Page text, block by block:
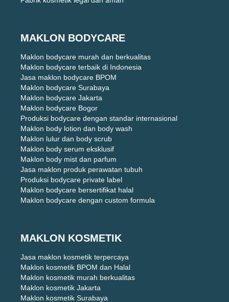
MAKLON BODYCARE
Maklon bodycare murah dan berkualitas
Maklon bodycare terbaik di Indonesia
Jasa maklon bodycare BPOM
Maklon bodycare Surabaya
Maklon bodycare Jakarta
Maklon bodycare Bogor
Produksi bodycare dengan standar internasional
Maklon body lotion dan body wash
Maklon lulur dan body scrub
Maklon body serum eksklusif
Maklon body mist dan parfum
Jasa maklon produk perawatan tubuh
Produksi bodycare private label
Maklon bodycare bersertifikat halal
Maklon bodycare dengan custom formula
MAKLON KOSMETIK
Jasa maklon kosmetik terpercaya
Maklon kosmetik BPOM dan Halal
Maklon kosmetik murah berkualitas
Maklon kosmetik Jakarta
Maklon kosmetik Surabaya